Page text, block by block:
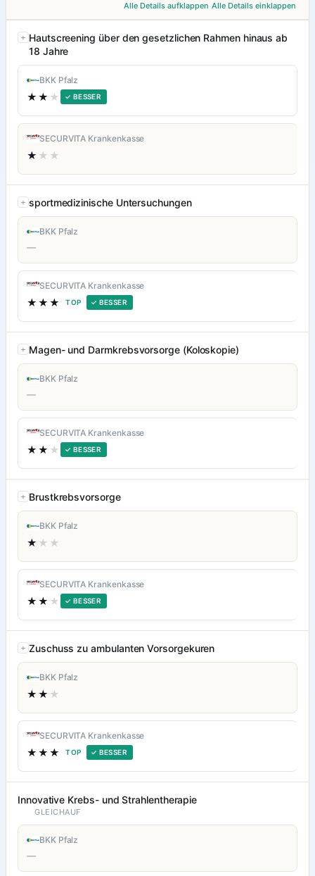
Alle Details aufklappen Alle Details einklappen
Hautscreening über den gesetzlichen Rahmen hinaus ab
18 Jahre
BKK Pfalz
★★ ★ ✓ BESSER
SECURVITA Krankenkasse
★ ★★
sportmedizinische Untersuchungen
BKK Pfalz
—
SECURVITA Krankenkasse
★★★ TOP ✓ BESSER
Magen- und Darmkrebsvorsorge (Koloskopie)
BKK Pfalz
—
SECURVITA Krankenkasse
★★ ★ ✓ BESSER
Brustkrebsvorsorge
BKK Pfalz
★ ★★
SECURVITA Krankenkasse
★★ ★ ✓ BESSER
Zuschuss zu ambulanten Vorsorgekuren
BKK Pfalz
★★ ★
SECURVITA Krankenkasse
★★★ TOP ✓ BESSER
Innovative Krebs- und Strahlentherapie
GLEICHAUF
BKK Pfalz
—